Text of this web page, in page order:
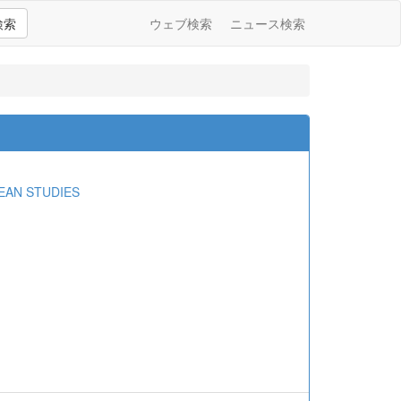
索 ウェブ検索 ニュース検索
STUDIES